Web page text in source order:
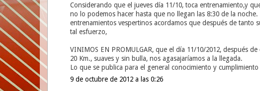
Considerando que el jueves día 11/10, toca entrenamiento,y
no lo podemos hacer hasta que no llegan las 8:30 de la
entrenamientos vespertinos acordamos que después de
tal esfuerzo,
VINIMOS EN PROMULGAR, que el día 11/10/2012, después
20 Km., suaves y sin bulla, nos agasajaríamos a la llegada.
Lo que se publica para el general conocimiento y
9 de octubre de 2012 a las 0:26